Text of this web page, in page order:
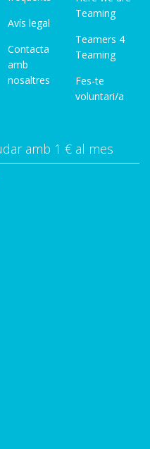
Avís legal
Contacta
amb
nosaltres
Teaming
Teamers 4
Teaming
Fes-te
voluntari/a
amb 1 € al mes